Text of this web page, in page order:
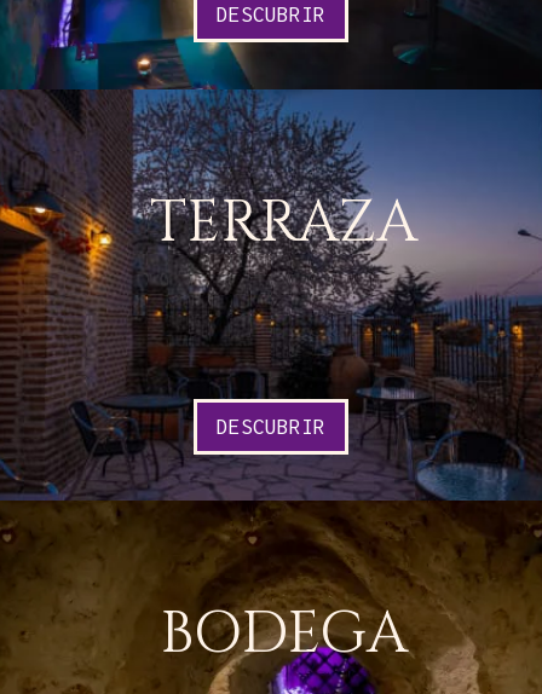
DESCUBRIR
TERRAZA
DESCUBRIR
BODEGA